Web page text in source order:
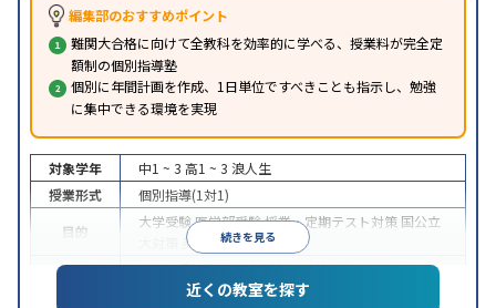
編集部のおすすめポイント
難関大合格に向けて全教科を効率的に学べる、授業料が完全定
額制の個別指導塾
個別に年間計画を作成、1日単位ですべきことも指示し、勉強
に集中できる環境を実現
続きを見る
対象学年 中1 ~ 3 高1 ~ 3 浪人生
授業形式
個別指導(1対1)
目的
大学受験医学部受験授業・定期テスト対策 国公立
英検(英語検定)対策
中高一貫校生に対応授業の振替可能オンライン対
自習室あり
近くの教室を探す